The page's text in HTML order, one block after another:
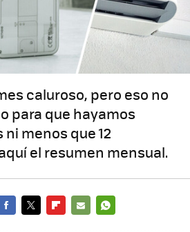
caluroso, pero eso no
para que hayamos
menos que 12
el resumen mensual.